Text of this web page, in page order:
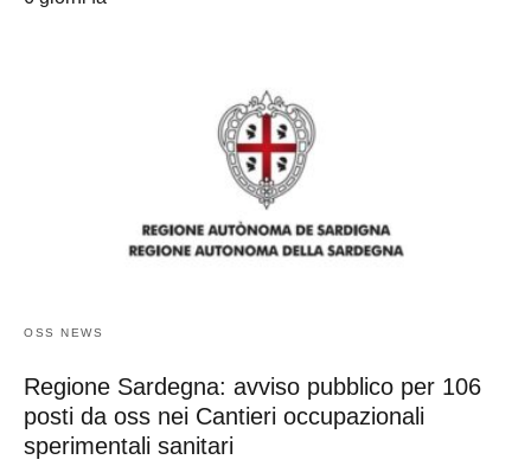
OSS NEWS
Regione Sardegna: avviso pubblico per 106
posti da oss nei Cantieri occupazionali
sperimentali sanitari